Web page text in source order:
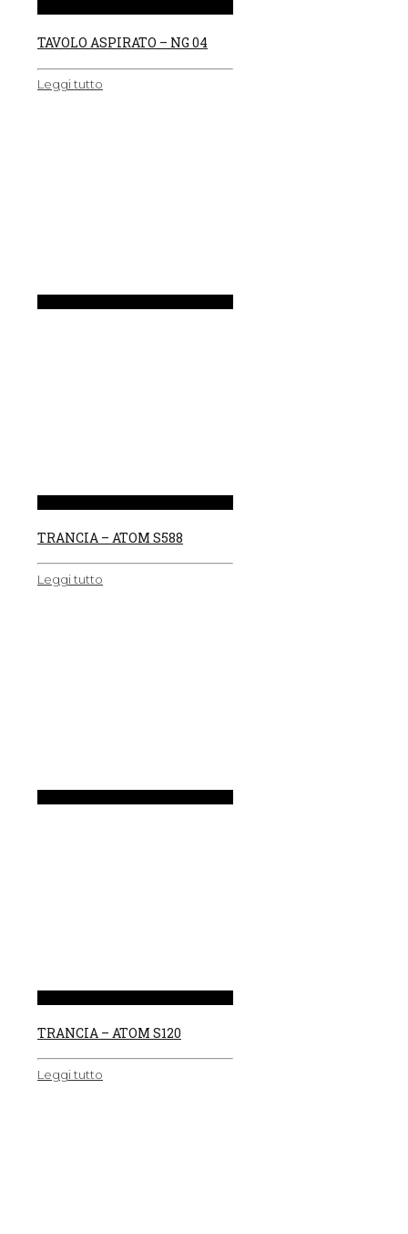
TAVOLO ASPIRATO – NG 04
Leggi tutto
TRANCIA – ATOM S588
Leggi tutto
TRANCIA – ATOM S120
Leggi tutto